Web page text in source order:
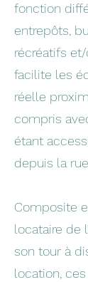
fonction
entrepôts,
récréatifs
facilite les
réelle
compris
étant
depuis la rue.
Composite
locataire de
son tour à
location,